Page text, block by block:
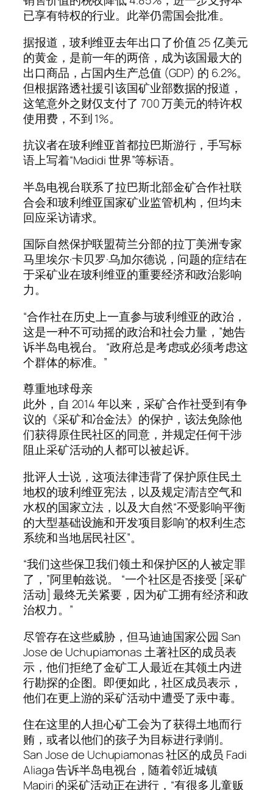
已享有特权的行业。此举仍需国会批准。
据报道，玻利维亚去年出口了价值 25 亿美元
的黄金，是前一年的两倍，成为该国最大的
出口商品，占国内生产总值 (GDP) 的 6.2%。
但根据路透社援引该国矿业部数据的报道，
这笔意外之财仅支付了 700 万美元的特许权
使用费，不到 1%。
抗议者在玻利维亚首都拉巴斯游行，手写标
语上写着“Madidi 世界”等标语。
半岛电视台联系了拉巴斯北部金矿合作社联
合会和玻利维亚国家矿业监管机构，但均未
回应采访请求。
国际自然保护联盟荷兰分部的拉丁美洲专家
马里埃尔·卡贝罗·乌加尔德说，问题的症结在
于采矿业在玻利维亚的重要经济和政治影响
力。
“合作社在历史上一直参与玻利维亚的政治，
这是一种不可动摇的政治和社会力量，”她告
诉半岛电视台。 “政府总是考虑或必须考虑这
个群体的标准。”
尊重地球母亲
此外，自 2014 年以来，采矿合作社受到有争
议的《采矿和冶金法》的保护，该法免除他
们获得原住民社区的同意，并规定任何干涉
阻止采矿活动的人都可以被起诉。
批评人士说，这项法律违背了保护原住民土
地权的玻利维亚宪法，以及规定清洁空气和
水权的国家立法，以及大自然“不受影响平衡
的大型基础设施和开发项目影响”的权利生态
系统和当地居民社区”。
“我们这些保卫我们领土和保护区的人被定罪
了，”阿里帕兹说。 “一个社区是否接受 [采矿
活动] 最终无关紧要，因为矿工拥有经济和政
治权力。”
尽管存在这些威胁，但马迪迪国家公园 San
Jose de Uchupiamonas 土著社区的成员表
示，他们拒绝了金矿工人最近在其领土内进
行勘探的企图。即便如此，社区成员表示，
他们在更上游的采矿活动中遭受了汞中毒。
住在这里的人担心矿工会为了获得土地而行
贿，或者以他们的孩子为目标进行剥削。
San Jose de Uchupiamonas 社区的成员 Fadi
Aliaga 告诉半岛电视台，随着邻近城镇
Mapiri 的采矿活动正在进行，“有很多儿童贩